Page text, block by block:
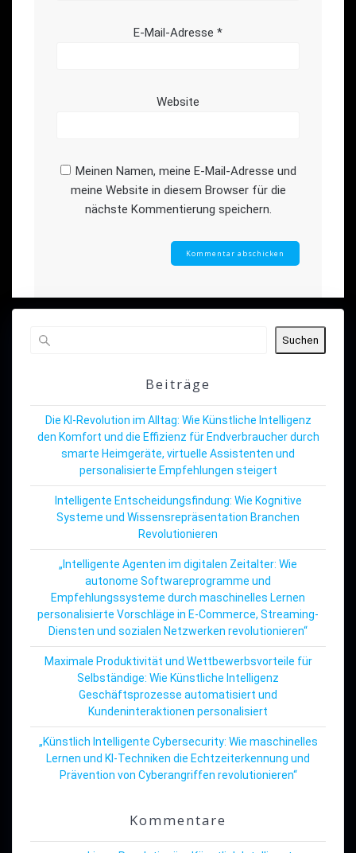
E-Mail-Adresse *
Website
Meinen Namen, meine E-Mail-Adresse und
meine Website in diesem Browser für die
nächste Kommentierung speichern.
Suchen
Beiträge
Die KI-Revolution im Alltag: Wie Künstliche Intelligenz
den Komfort und die Effizienz für Endverbraucher durch
smarte Heimgeräte, virtuelle Assistenten und
personalisierte Empfehlungen steigert
Intelligente Entscheidungsfindung: Wie Kognitive
Systeme und Wissensrepräsentation Branchen
Revolutionieren
„Intelligente Agenten im digitalen Zeitalter: Wie
autonome Softwareprogramme und
Empfehlungssysteme durch maschinelles Lernen
personalisierte Vorschläge in E-Commerce, Streaming-
Diensten und sozialen Netzwerken revolutionieren“
Maximale Produktivität und Wettbewerbsvorteile für
Selbständige: Wie Künstliche Intelligenz
Geschäftsprozesse automatisiert und
Kundeninteraktionen personalisiert
„Künstlich Intelligente Cybersecurity: Wie maschinelles
Lernen und KI-Techniken die Echtzeiterkennung und
Prävention von Cyberangriffen revolutionieren“
Kommentare